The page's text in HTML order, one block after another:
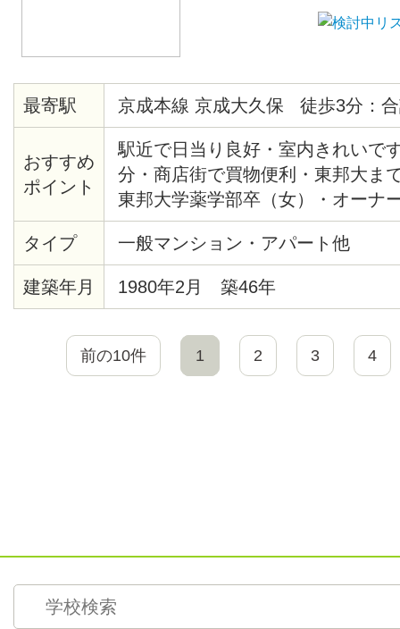
最寄駅 京成本線 京成大久保 徒歩3分：
おすすめ
ポイント
駅近で日当り良好・室内きれいで
分・商店街で買物便利・東邦大ま
東邦大学薬学部卒（女）・オーナ
（医師、外科医）
タイプ
一般マンション・アパート他
建築年月 1980年2月 築46年
前の10件 1 2 3 4